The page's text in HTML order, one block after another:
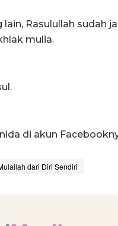
Rasulullah sudah
mulia.
di akun
dari Diri Sendiri